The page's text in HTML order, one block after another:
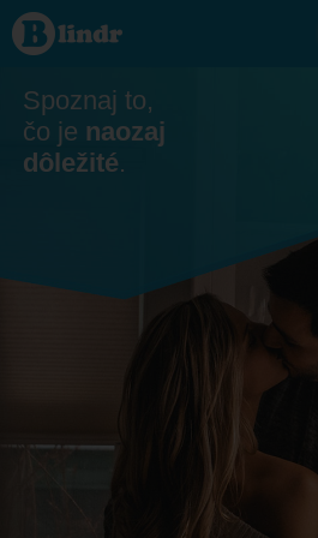
Zoznamka
- Ona
hľadá
Spoznaj to,
čo je naozaj
dôležité.